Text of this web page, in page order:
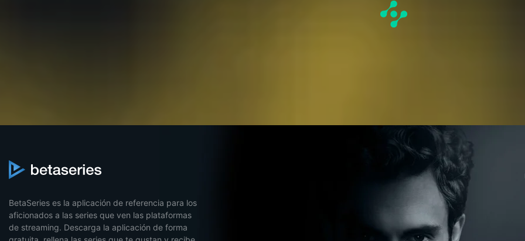
BetaSeries es la aplicación de referencia para los
aficionados a las series que ven las plataformas
de streaming. Descarga la aplicación de forma